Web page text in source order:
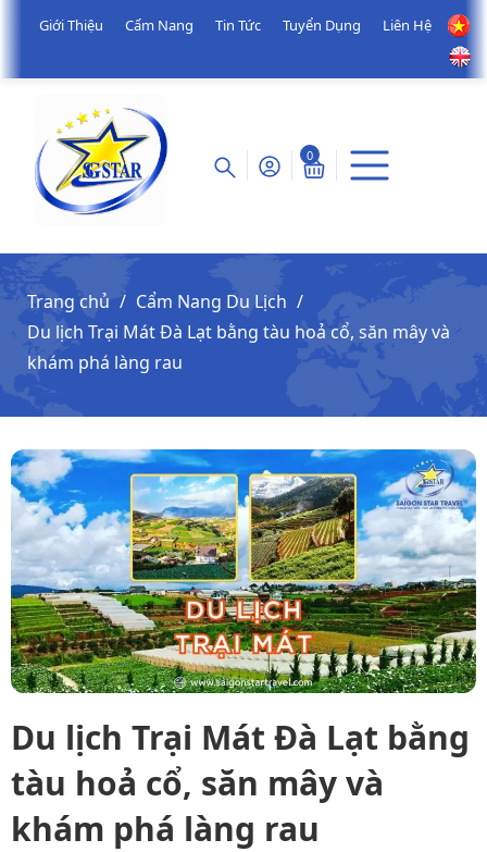
Giới Thiệu Cẩm Nang Tin Tức Tuyển Dụng Liên Hệ
0
Trang chủ
Cẩm Nang Du Lịch
Du lịch Trại Mát Đà Lạt bằng tàu hoả cổ, săn mây và
khám phá làng rau
Du lịch Trại Mát Đà Lạt bằng
tàu hoả cổ, săn mây và
khám phá làng rau